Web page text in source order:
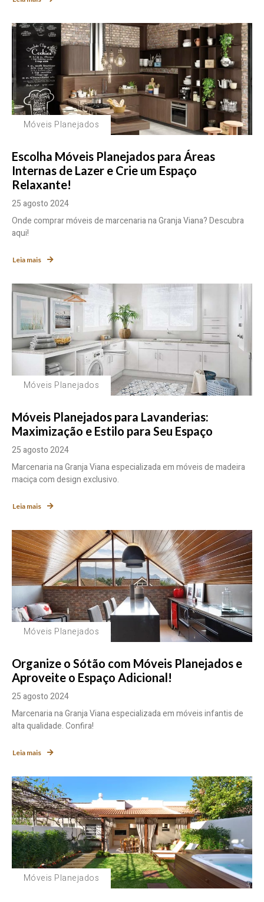
Móveis Planejados
Escolha Móveis Planejados para Áreas
Internas de Lazer e Crie um Espaço
Relaxante!
25 agosto 2024
Onde comprar móveis de marcenaria na Granja Viana? Descubra
aqui!
Leia mais
Móveis Planejados
Móveis Planejados para Lavanderias:
Maximização e Estilo para Seu Espaço
25 agosto 2024
Marcenaria na Granja Viana especializada em móveis de madeira
maciça com design exclusivo.
Leia mais
Móveis Planejados
Organize o Sótão com Móveis Planejados e
Aproveite o Espaço Adicional!
25 agosto 2024
Marcenaria na Granja Viana especializada em móveis infantis de
alta qualidade. Confira!
Leia mais
Móveis Planejados